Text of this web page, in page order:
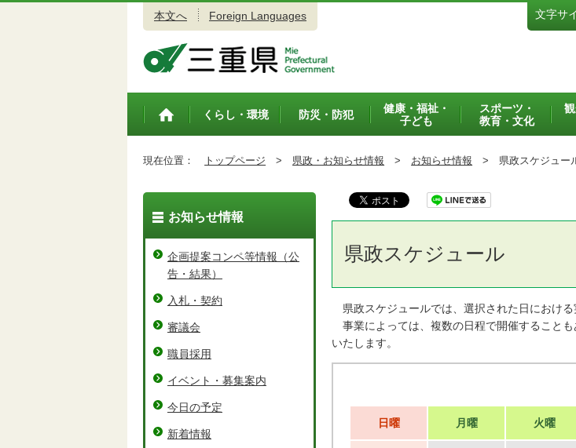
本文へ Foreign Languages 文字サ
トップペ
くらし・環境 防災・防犯
健康・福祉・
子ども
スポーツ・
教育・文化
現在位置： トップページ > 県政・お知らせ情報 > お知らせ情報 > 県政スケジュー
県政スケジュール
県政スケジュールでは、選択された日における
事業によっては、複数の日程で開催すること
いたします。
日曜 月曜 火曜
お知らせ情報
企画提案コンペ等情報（公
告・結果）
入札・契約
審議会
職員採用
イベント・募集案内
今日の予定
新着情報